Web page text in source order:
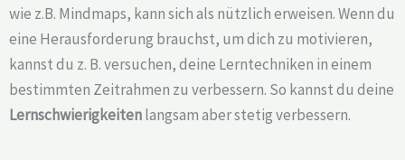
wie z.B. Mindmaps, kann sich als nützlich erweisen. Wenn du
eine Herausforderung brauchst, um dich zu motivieren,
kannst du z. B. versuchen, deine Lerntechniken in einem
bestimmten Zeitrahmen zu verbessern. So kannst du deine
Lernschwierigkeitenlangsam aber stetig verbessern.